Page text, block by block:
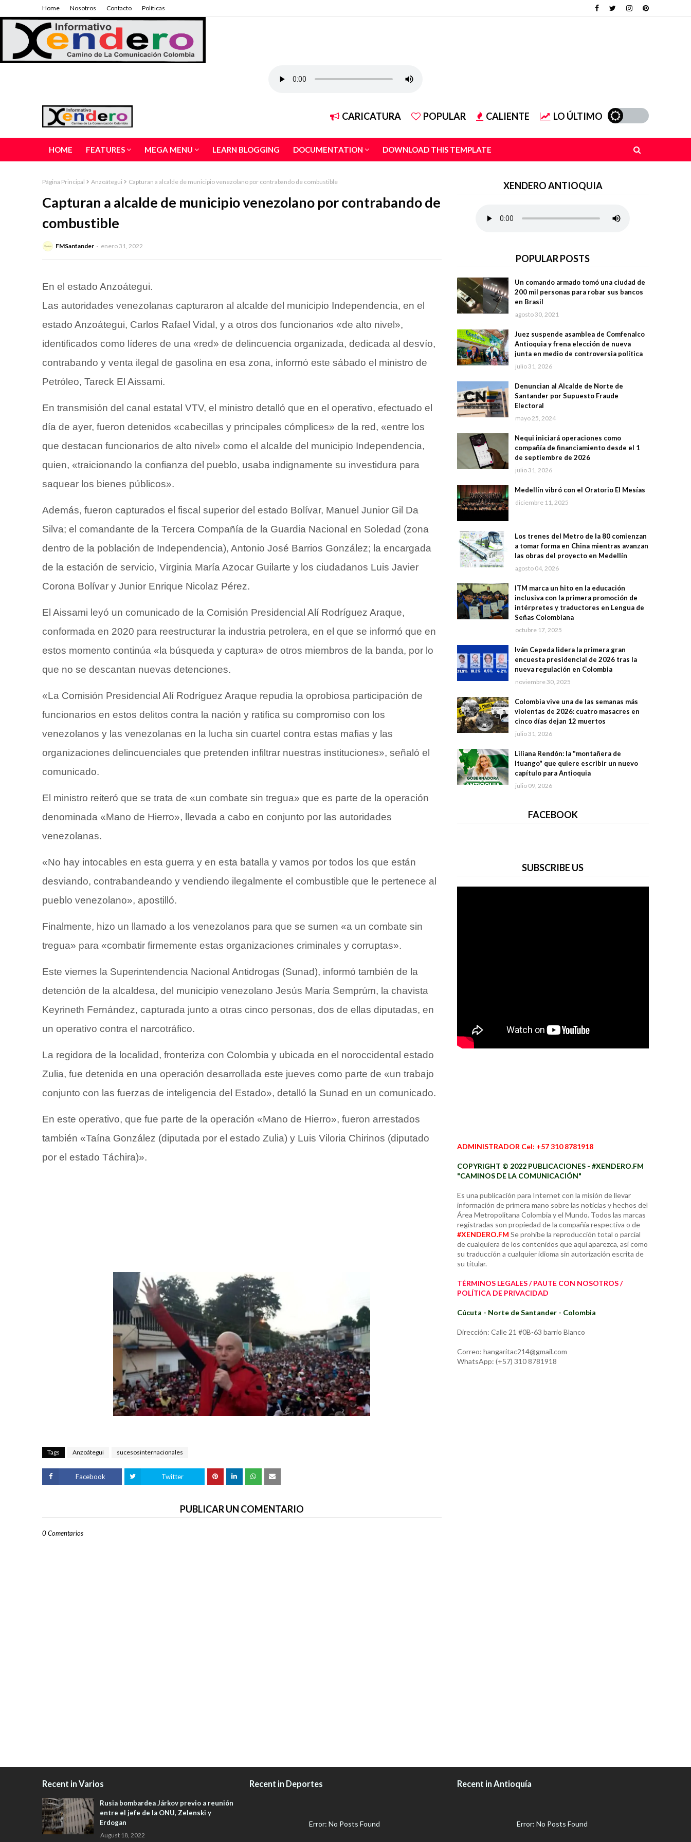
Home Nosotros Contacto Políticas
CARICATURA POPULAR CALIENTE LO ÚLTIMO
HOME FEATURES MEGA MENU LEARN BLOGGING DOCUMENTATION DOWNLOAD THIS TEMPLATE
Página Principal Anzoátegui Capturan a alcalde de municipio venezolano por contrabando de combustible
Capturan a alcalde de municipio venezolano por contrabando de
combustible
FMSantander enero 31, 2022
En el estado Anzoátegui.
Las autoridades venezolanas capturaron al alcalde del municipio Independencia, en el
estado Anzoátegui, Carlos Rafael Vidal, y a otros dos funcionarios «de alto nivel»,
identificados como líderes de una «red» de delincuencia organizada, dedicada al desvío,
contrabando y venta ilegal de gasolina en esa zona, informó este sábado el ministro de
Petróleo, Tareck El Aissami.
En transmisión del canal estatal VTV, el ministro detalló que en el operativo, efectuado el
día de ayer, fueron detenidos «cabecillas y principales cómplices» de la red, «entre los
que destacan funcionarios de alto nivel» como el alcalde del municipio Independencia,
quien, «traicionando la confianza del pueblo, usaba indignamente su investidura para
saquear los bienes públicos».
Además, fueron capturados el fiscal superior del estado Bolívar, Manuel Junior Gil Da
Silva; el comandante de la Tercera Compañía de la Guardia Nacional en Soledad (zona
dentro de la población de Independencia), Antonio José Barrios González; la encargada
de la estación de servicio, Virginia María Azocar Guilarte y los ciudadanos Luis Javier
Corona Bolívar y Junior Enrique Nicolaz Pérez.
El Aissami leyó un comunicado de la Comisión Presidencial Alí Rodríguez Araque,
conformada en 2020 para reestructurar la industria petrolera, en el que se informó que en
estos momento continúa «la búsqueda y captura» de otros miembros de la banda, por lo
que no se descantan nuevas detenciones.
«La Comisión Presidencial Alí Rodríguez Araque repudia la oprobiosa participación de
funcionarios en estos delitos contra la nación y ratifica su compromiso con los
venezolanos y las venezolanas en la lucha sin cuartel contra estas mafias y las
organizaciones delincuenciales que pretenden infiltrar nuestras instituciones», señaló el
comunicado.
El ministro reiteró que se trata de «un combate sin tregua» que es parte de la operación
denominada «Mano de Hierro», llevada a cabo en conjunto por las autoridades
venezolanas.
«No hay intocables en esta guerra y en esta batalla y vamos por todos los que están
desviando, contrabandeando y vendiendo ilegalmente el combustible que le pertenece al
pueblo venezolano», apostilló.
Finalmente, hizo un llamado a los venezolanos para que se sumen «a un combate sin
tregua» para «combatir firmemente estas organizaciones criminales y corruptas».
Este viernes la Superintendencia Nacional Antidrogas (Sunad), informó también de la
detención de la alcaldesa, del municipio venezolano Jesús María Semprúm, la chavista
Keyrineth Fernández, capturada junto a otras cinco personas, dos de ellas diputadas, en
un operativo contra el narcotráfico.
La regidora de la localidad, fronteriza con Colombia y ubicada en el noroccidental estado
Zulia, fue detenida en una operación desarrollada este jueves como parte de «un trabajo
conjunto con las fuerzas de inteligencia del Estado», detalló la Sunad en un comunicado.
En este operativo, que fue parte de la operación «Mano de Hierro», fueron arrestados
también «Taína González (diputada por el estado Zulia) y Luis Viloria Chirinos (diputado
por el estado Táchira)».
Tags Anzoátegui sucesosinternacionales
Facebook Twitter
PUBLICAR UN COMENTARIO
0 Comentarios
XENDERO ANTIOQUIA
POPULAR POSTS
Un comando armado tomó una ciudad de
200 mil personas para robar sus bancos
en Brasil
agosto 30, 2021
Juez suspende asamblea de Comfenalco
Antioquia y frena elección de nueva
junta en medio de controversia política
julio 31, 2026
Denuncian al Alcalde de Norte de
Santander por Supuesto Fraude
Electoral
mayo 25, 2024
Nequi iniciará operaciones como
compañía de financiamiento desde el 1
de septiembre de 2026
julio 31, 2026
Medellín vibró con el Oratorio El Mesías
diciembre 11, 2025
Los trenes del Metro de la 80 comienzan
a tomar forma en China mientras avanzan
las obras del proyecto en Medellín
agosto 04, 2026
ITM marca un hito en la educación
inclusiva con la primera promoción de
intérpretes y traductores en Lengua de
Señas Colombiana
octubre 17, 2025
Iván Cepeda lidera la primera gran
encuesta presidencial de 2026 tras la
nueva regulación en Colombia
noviembre 30, 2025
Colombia vive una de las semanas más
violentas de 2026: cuatro masacres en
cinco días dejan 12 muertos
julio 31, 2026
Liliana Rendón: la "montañera de
Ituango" que quiere escribir un nuevo
capítulo para Antioquia
julio 09, 2026
FACEBOOK
SUBSCRIBE US
ADMINISTRADOR Cel: +57 310 8781918
COPYRIGHT © 2022 PUBLICACIONES - #XENDERO.FM
"CAMINOS DE LA COMUNICACIÓN"
Es una publicación para Internet con la misión de llevar
información de primera mano sobre las noticias y hechos del
Área Metropolitana Colombia y el Mundo. Todos las marcas
registradas son propiedad de la compañía respectiva o de
#XENDERO.FM Se prohíbe la reproducción total o parcial
de cualquiera de los contenidos que aquí aparezca, así como
su traducción a cualquier idioma sin autorización escrita de
su titular.
TÉRMINOS LEGALES / PAUTE CON NOSOTROS /
POLÍTICA DE PRIVACIDAD
Cúcuta - Norte de Santander - Colombia
Dirección: Calle 21 #0B-63 barrio Blanco
Correo: hangaritac214@gmail.com
WhatsApp: (+57) 310 8781918
Recent in Varios
Rusia bombardea Járkov previo a reunión
entre el jefe de la ONU, Zelenski y
Erdogan
August 18, 2022
Recent in Deportes
Error: No Posts Found
Recent in Antioquía
Error: No Posts Found